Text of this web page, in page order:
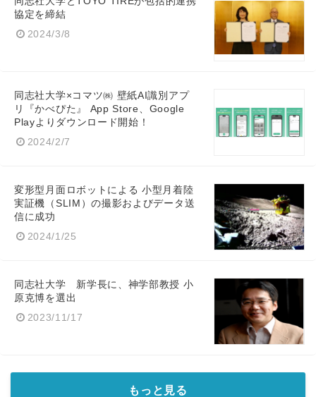
協定を締結
2024/3/8
同志社大学×コマツ㈱ 壁紙AI識別アプ
リ『かべぴた』 App Store、Google
Playよりダウンロード開始！
2024/2/7
変形型月面ロボットによる 小型月着陸
実証機（SLIM）の撮影およびデータ送
信に成功
2024/1/25
同志社大学 新学長に、神学部教授 小
原克博を選出
2023/11/17
もっと見る